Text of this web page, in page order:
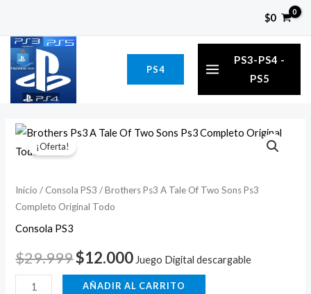
contenido
$0
PS4
MAIN
MENU
PS3-PS4 -
PS5
¡Oferta!
Inicio / Consola PS3 / Brothers Ps3 A Tale Of Two Sons Ps3
Completo Original Todo
Consola PS3
$29.999
El
original
$29.999.
$12.000
El
actual
Juego Digital descargable
Brothers
Ps3
Tale
Of
Two
Ps3
Completo
AÑADIR AL CARRITO